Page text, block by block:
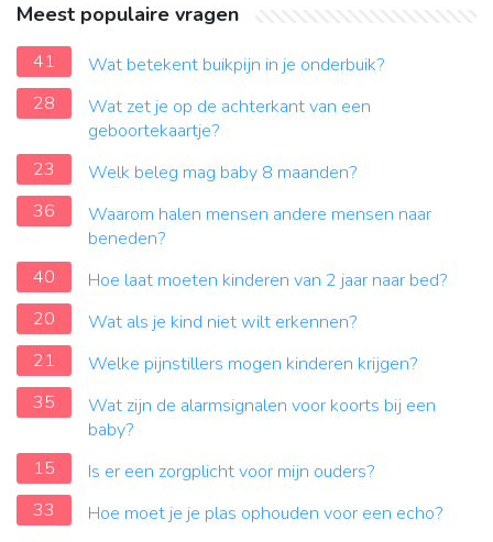
Meest populaire vragen
41
Wat betekent buikpijn in je onderbuik?
28
Wat zet je op de achterkant van een
geboortekaartje?
23
Welk beleg mag baby 8 maanden?
36
Waarom halen mensen andere mensen naar
beneden?
40
Hoe laat moeten kinderen van 2 jaar naar bed?
20
Wat als je kind niet wilt erkennen?
21
Welke pijnstillers mogen kinderen krijgen?
35
Wat zijn de alarmsignalen voor koorts bij een
baby?
15
Is er een zorgplicht voor mijn ouders?
33
Hoe moet je je plas ophouden voor een echo?